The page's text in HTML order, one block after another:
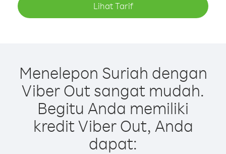
Lihat Tarif
Menelepon Suriah dengan
Viber Out sangat mudah.
Begitu Anda memiliki
kredit Viber Out, Anda
dapat: